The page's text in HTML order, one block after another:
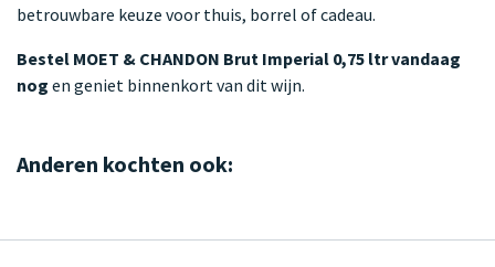
betrouwbare keuze voor thuis, borrel of cadeau.
Bestel MOET & CHANDON Brut Imperial 0,75 ltr vandaag
nog en geniet binnenkort van dit wijn.
Anderen kochten ook: